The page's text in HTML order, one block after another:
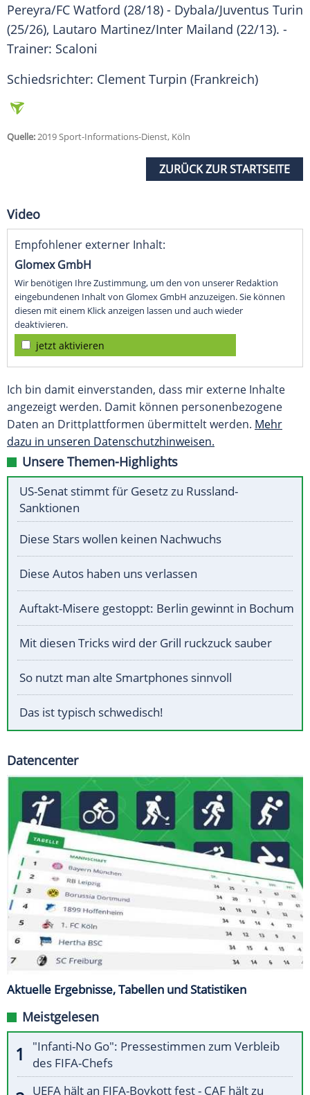
Pereyra/FC Watford (28/18) - Dybala/Juventus Turin
(25/26), Lautaro Martinez/Inter Mailand (22/13). -
Trainer: Scaloni
Schiedsrichter: Clement Turpin (Frankreich)
Quelle:2019 Sport-Informations-Dienst, Köln
ZURÜCK ZUR STARTSEITE
Video
Empfohlener externer Inhalt:
Glomex GmbH
Wir benötigen Ihre Zustimmung, um den von unserer Redaktion
eingebundenen Inhalt von Glomex GmbH anzuzeigen. Sie können
diesen mit einem Klick anzeigen lassen und auch wieder
deaktivieren.
jetzt aktivieren
Ich bin damit einverstanden, dass mir externe Inhalte
angezeigt werden. Damit können personenbezogene
Daten an Drittplattformen übermittelt werden. Mehr
dazu in unseren Datenschutzhinweisen.
Unsere Themen-Highlights
US-Senat stimmt für Gesetz zu Russland-
Sanktionen
Diese Stars wollen keinen Nachwuchs
Diese Autos haben uns verlassen
Auftakt-Misere gestoppt: Berlin gewinnt in Bochum
Mit diesen Tricks wird der Grill ruckzuck sauber
So nutzt man alte Smartphones sinnvoll
Das ist typisch schwedisch!
Datencenter
Aktuelle Ergebnisse, Tabellen und Statistiken
Meistgelesen
"Infanti-No Go": Pressestimmen zum Verbleib
des FIFA-Chefs
UEFA hält an FIFA-Boykott fest - CAF hält zu